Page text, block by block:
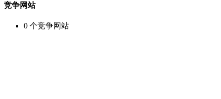
竞争网站
0 个竞争网站